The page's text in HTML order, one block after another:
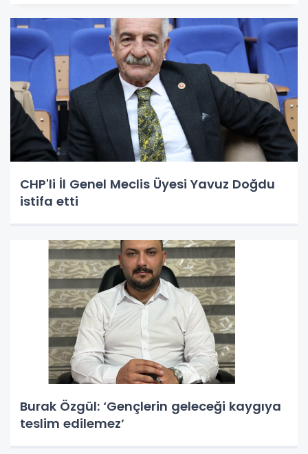
CHP'li İl Genel Meclis Üyesi Yavuz Doğdu
istifa etti
Burak Özgül: ‘Gençlerin geleceği kaygıya
teslim edilemez’